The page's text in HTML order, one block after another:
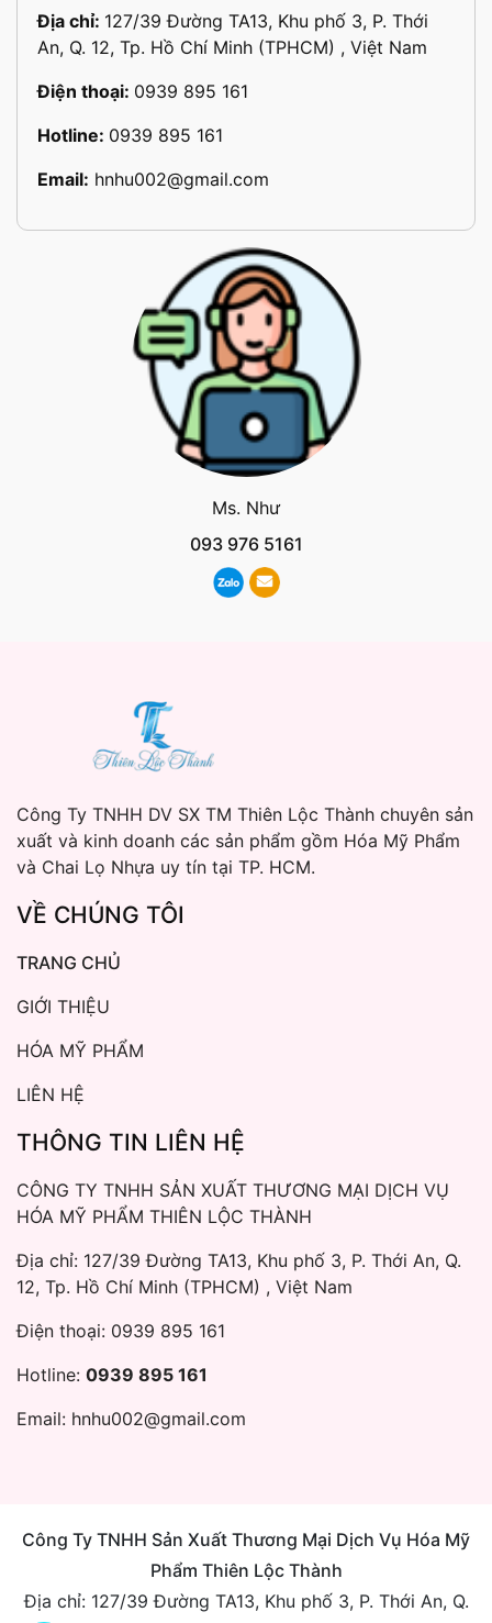
Địa chỉ: 127/39 Đường TA13, Khu phố 3, P. Thới
An, Q. 12, Tp. Hồ Chí Minh (TPHCM) , Việt Nam
Điện thoại: 0939 895 161
Hotline: 0939 895 161
Email: hnhu002@gmail.com
Ms. Như
093 976 5161
Công Ty TNHH DV SX TM Thiên Lộc Thành chuyên sản
xuất và kinh doanh các sản phẩm gồm Hóa Mỹ Phẩm
và Chai Lọ Nhựa uy tín tại TP. HCM.
VỀ CHÚNG TÔI
TRANG CHỦ
GIỚI THIỆU
HÓA MỸ PHẨM
LIÊN HỆ
THÔNG TIN LIÊN HỆ
CÔNG TY TNHH SẢN XUẤT THƯƠNG MẠI DỊCH VỤ
HÓA MỸ PHẨM THIÊN LỘC THÀNH
Địa chỉ: 127/39 Đường TA13, Khu phố 3, P. Thới An, Q.
12, Tp. Hồ Chí Minh (TPHCM) , Việt Nam
Điện thoại: 0939 895 161
Hotline: 0939 895 161
Email: hnhu002@gmail.com
Công Ty TNHH Sản Xuất Thương Mại Dịch Vụ Hóa Mỹ
Phẩm Thiên Lộc Thành
Địa chỉ: 127/39 Đường TA13, Khu phố 3, P. Thới An, Q.